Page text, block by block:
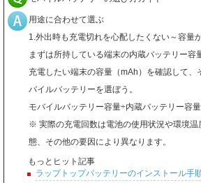
用途に合わせて選ぶ
1.外出時も充電切れを心配したくない～容量
まずは所持している端末の内蔵バッテリー容
充電したい端末の容量（mAh）を確認して、
バイルバッテリーを選ぼう。
モバイルバッテリー容量÷内蔵バッテリー容
※ 実際の充電回数は電池の使用状況や環境
態、その他の要因により異なります。
もっとヒット記事
ラップトップバッテリーのインストール手